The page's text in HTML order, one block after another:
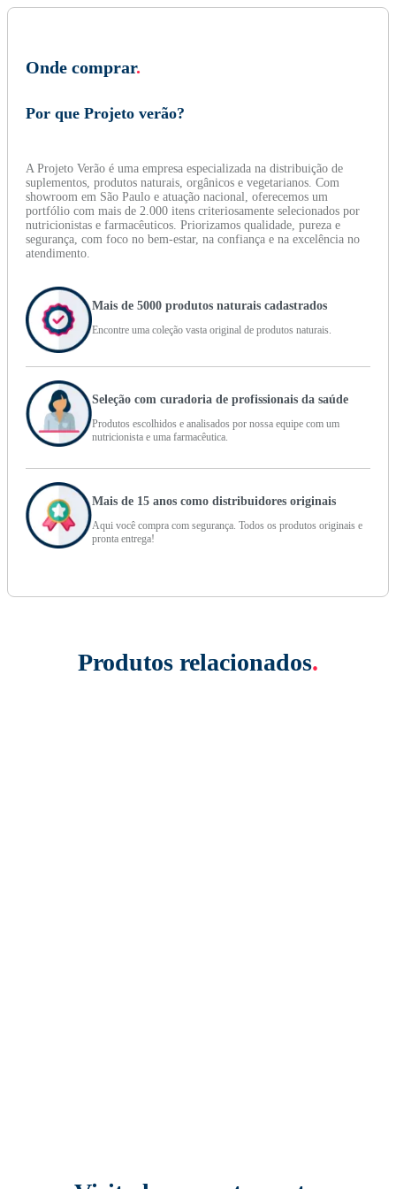
Onde comprar.
Por que Projeto verão?
A Projeto Verão é uma empresa especializada na distribuição de
suplementos, produtos naturais, orgânicos e vegetarianos. Com
showroom em São Paulo e atuação nacional, oferecemos um
portfólio com mais de 2.000 itens criteriosamente selecionados por
nutricionistas e farmacêuticos. Priorizamos qualidade, pureza e
segurança, com foco no bem-estar, na confiança e na excelência no
atendimento.
Mais de 5000 produtos naturais cadastrados
Encontre uma coleção vasta original de produtos naturais.
Seleção com curadoria de profissionais da saúde
Produtos escolhidos e analisados por nossa equipe com um
nutricionista e uma farmacêutica.
Mais de 15 anos como distribuidores originais
Aqui você compra com segurança. Todos os produtos originais e
pronta entrega!
Produtos relacionados.